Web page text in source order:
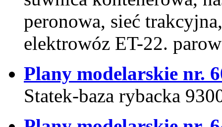
peronowa, sieć
elektrowóz ET-22.
Plany modelarskie nr.
Statek-baza rybacka